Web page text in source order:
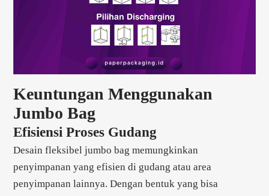
Keuntungan Menggunakan
Jumbo Bag
Efisiensi Proses Gudang
Desain fleksibel jumbo bag memungkinkan
penyimpanan yang efisien di gudang atau area
penyimpanan lainnya. Dengan bentuk yang bisa